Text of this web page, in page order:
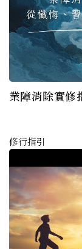
業障消除實修
修行指引